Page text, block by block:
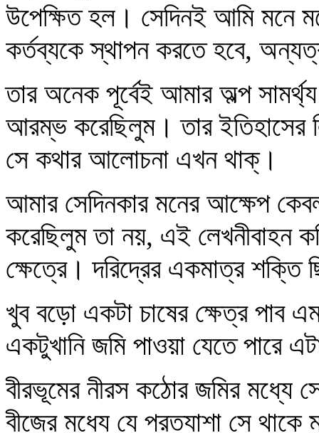
উপেক্ষিত হল। সেদিনই আমি মনে
কর্তব্যকে স্থাপন করতে হবে,
তার অনেক পূর্বেই আমার অল্প
আরম্ভ করেছিলুম। তার ইতিহাসের
সে কথার আলোচনা এখন থাক্‌।
আমার সেদিনকার মনের আক্ষেপ
করেছিলুম তা নয়, এই লেখনীবাহন
ক্ষেত্রে। দরিদ্রের একমাত্র
খুব বড়ো একটা চাষের ক্ষেত্র পাব
একটুখানি জমি পাওয়া যেতে পারে
বীরভূমের নীরস কঠোর জমির মধ্যে
বীজের মধ্যে যে প্রত্যাশা সে থাকে